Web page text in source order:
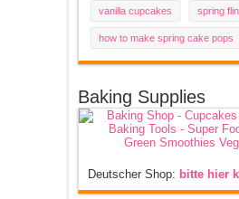
vanilla cupcakes spring
how to make spring cake pops
Baking Supplies
Deutscher Shop: bitte hier